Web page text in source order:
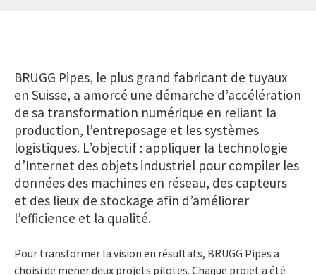
BRUGG Pipes, le plus grand fabricant de tuyaux
en Suisse, a amorcé une démarche d’accélération
de sa transformation numérique en reliant la
production, l’entreposage et les systèmes
logistiques. L’objectif : appliquer la technologie
d’Internet des objets industriel pour compiler les
données des machines en réseau, des capteurs
et des lieux de stockage afin d’améliorer
l’efficience et la qualité.
Pour transformer la vision en résultats, BRUGG Pipes a
choisi de mener deux projets pilotes. Chaque projet a été